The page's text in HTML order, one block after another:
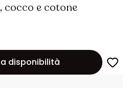
cocco e cotone
disponibilità